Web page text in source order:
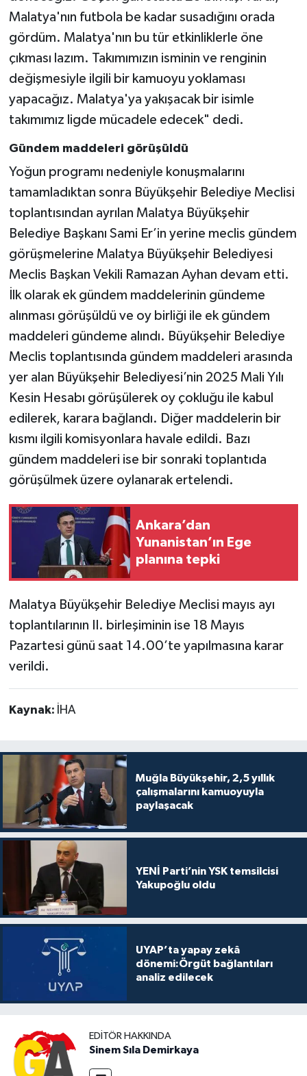
Malatya'nın futbola be kadar susadığını orada
gördüm. Malatya'nın bu tür etkinliklerle öne
çıkması lazım. Takımımızın isminin ve renginin
değişmesiyle ilgili bir kamuoyu yoklaması
yapacağız. Malatya'ya yakışacak bir isimle
takımımız ligde mücadele edecek" dedi.
Gündem maddeleri görüşüldü
Yoğun programı nedeniyle konuşmalarını
tamamladıktan sonra Büyükşehir Belediye Meclisi
toplantısından ayrılan Malatya Büyükşehir
Belediye Başkanı Sami Er’in yerine meclis gündem
görüşmelerine Malatya Büyükşehir Belediyesi
Meclis Başkan Vekili Ramazan Ayhan devam etti.
İlk olarak ek gündem maddelerinin gündeme
alınması görüşüldü ve oy birliği ile ek gündem
maddeleri gündeme alındı. Büyükşehir Belediye
Meclis toplantısında gündem maddeleri arasında
yer alan Büyükşehir Belediyesi’nin 2025 Mali Yılı
Kesin Hesabı görüşülerek oy çokluğu ile kabul
edilerek, karara bağlandı. Diğer maddelerin bir
kısmı ilgili komisyonlara havale edildi. Bazı
gündem maddeleri ise bir sonraki toplantıda
görüşülmek üzere oylanarak ertelendi.
Ankara’dan
Yunanistan’ın Ege
planına tepki
Malatya Büyükşehir Belediye Meclisi mayıs ayı
toplantılarının II. birleşiminin ise 18 Mayıs
Pazartesi günü saat 14.00’te yapılmasına karar
verildi.
Kaynak: İHA
Muğla Büyükşehir, 2,5 yıllık
çalışmalarını kamuoyuyla
paylaşacak
YENİ Parti’nin YSK temsilcisi
Yakupoğlu oldu
UYAP’ta yapay zekâ
dönemi:Örgüt bağlantıları
analiz edilecek
EDITÖR HAKKINDA
Sinem Sıla Demirkaya